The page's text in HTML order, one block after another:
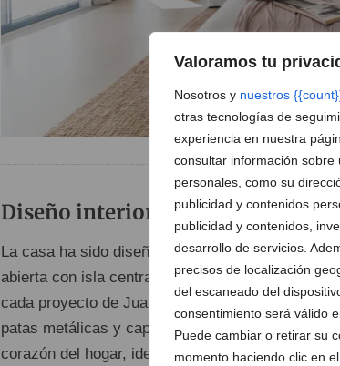
Valoramos tu
Nosotros y nuestros
otras tecnologías de
experiencia en nuestra
consultar información
personales, como su
publicidad y contenidos
publicidad y contenidos,
desarrollo de servicios.
precisos de localización
del escaneado del
consentimiento será válido
Puede cambiar o retirar su
momento haciendo clic en
Diseño interior: amplitud, luz y
La casa ha sido diseñada para ofrecer espacios
abierta con isla central es un reflejo de la
cada proyecto de Juan Vilar Construcciones.
patas metálicas y capacidad para 10 personas,
corazón del hogar, ideal para reuniones